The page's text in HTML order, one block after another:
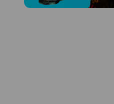
Prozkoumat